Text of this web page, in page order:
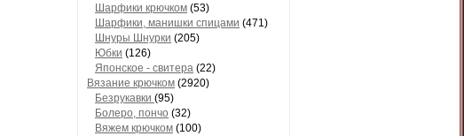
Шарфики крючком (53)
Шарфики, манишки спицами (471)
Шнуры Шнурки (205)
Юбки (126)
Японское - свитера (22)
Вязание крючком (2920)
Безрукавки (95)
Болеро, пончо (32)
Вяжем крючком (100)